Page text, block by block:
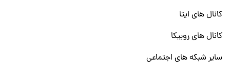
کانال های ایتا
کانال های روبیکا
سایر شبکه های اجتماعی